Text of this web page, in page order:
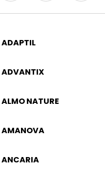
ADAPTIL
ADVANTIX
ALMO NATURE
AMANOVA
ANCARIA